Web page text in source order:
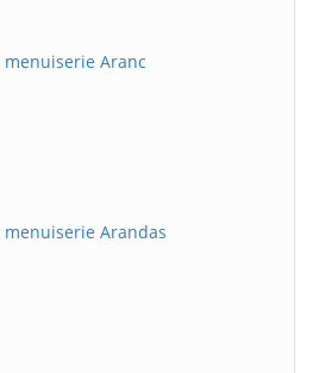
Aranc
Arandas